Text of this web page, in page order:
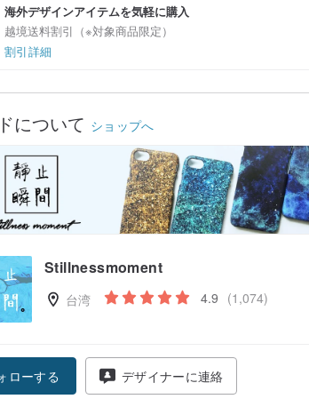
海外デザインアイテムを気軽に購入
越境送料割引（※対象商品限定）
割引詳細
について ショップへ
Stillnessmoment
台湾 4.9 (1,074)
ローする デザイナーに連絡